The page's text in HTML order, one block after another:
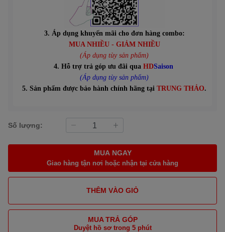
3. Áp dụng khuyến mãi cho đơn hàng combo:
MUA NHIỀU - GIẢM NHIỀU
(Áp dụng tùy sản phẩm)
4. Hỗ trợ trả góp ưu đãi qua HDSaison
(Áp dụng tùy sản phẩm)
5. Sản phẩm được bảo hành chính hãng tại TRUNG THẢO.
Số lượng:
MUA NGAY
Giao hàng tận nơi hoặc nhận tại cửa hàng
THÊM VÀO GIỎ
MUA TRẢ GÓP
Duyệt hồ sơ trong 5 phút